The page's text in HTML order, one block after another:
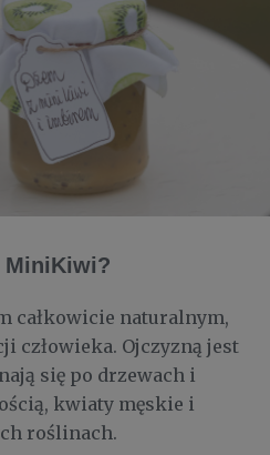
MiniKiwi?
całkowicie naturalnym,
człowieka. Ojczyzną jest
się po drzewach i
kwiaty męskie i
roślinach.